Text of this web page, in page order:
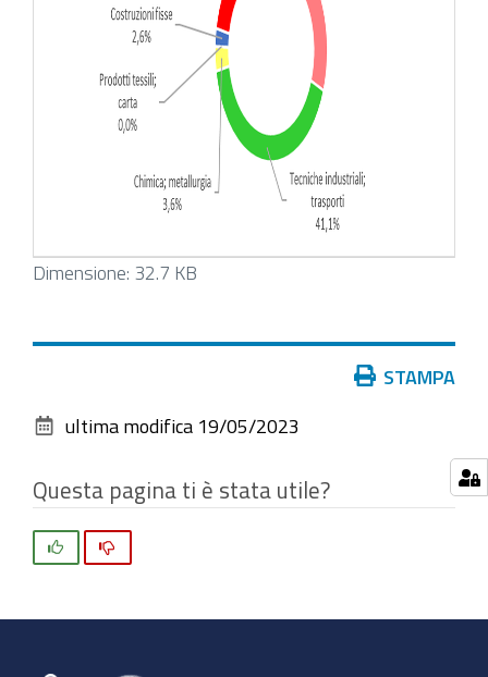
Clicca
dimensioni
Dimensione: 32.7 KB
documento
STAMPA
ultima modifica 19/05/2023
Questa pagina ti è stata utile?